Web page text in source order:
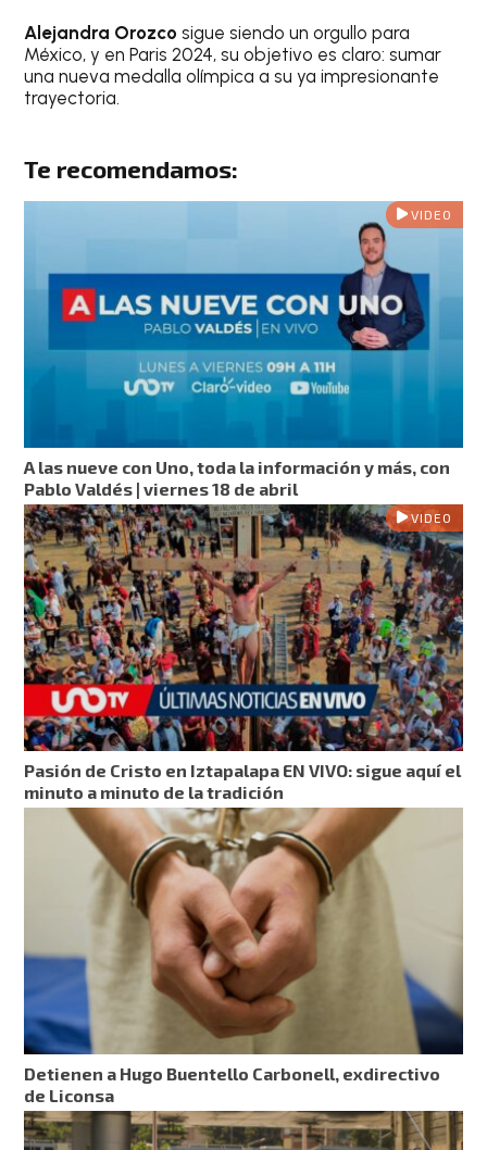
Alejandra Orozco sigue siendo un orgullo para
México, y en Paris 2024, su objetivo es claro: sumar
una nueva medalla olímpica a su ya impresionante
trayectoria.
Te recomendamos:
VIDEO
A las nueve con Uno, toda la información y más, con
Pablo Valdés | viernes 18 de abril
VIDEO
Pasión de Cristo en Iztapalapa EN VIVO: sigue aquí el
minuto a minuto de la tradición
Detienen a Hugo Buentello Carbonell, exdirectivo
de Liconsa